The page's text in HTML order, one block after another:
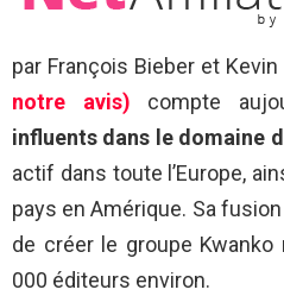
par François Bieber et Kevin
notre avis) compte
influents dans le domaine
actif dans toute l’Europe,
pays en Amérique. Sa
de créer le groupe Kwanko
000 éditeurs environ.